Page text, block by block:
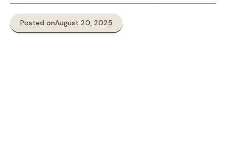
Posted onAugust 20, 2025